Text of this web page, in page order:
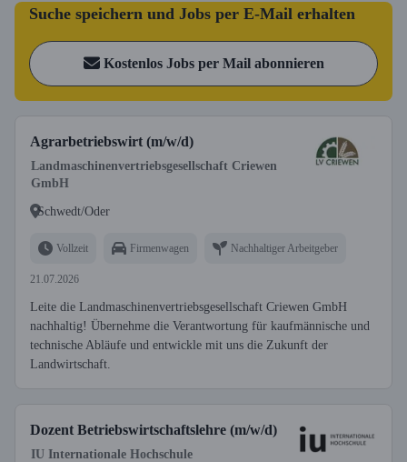
Suche speichern und Jobs per E-Mail erhalten
Kostenlos Jobs per Mail abonnieren
Agrarbetriebswirt (m/w/d)
Landmaschinenvertriebsgesellschaft Criewen
GmbH
Schwedt/Oder
Vollzeit Firmenwagen Nachhaltiger Arbeitgeber
21.07.2026
Leite die Landmaschinenvertriebsgesellschaft Criewen GmbH
nachhaltig! Übernehme die Verantwortung für kaufmännische und
technische Abläufe und entwickle mit uns die Zukunft der
Landwirtschaft.
Dozent Betriebswirtschaftslehre (m/w/d)
IU Internationale Hochschule